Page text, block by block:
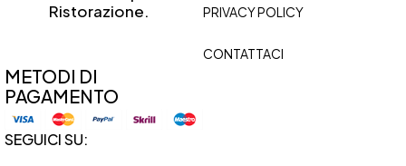
Ristorazione.
PRIVACY POLICY
CONTATTACI
METODI DI
PAGAMENTO
SEGUICI SU: